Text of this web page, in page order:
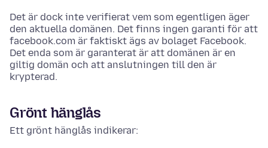
Det är dock inte verifierat vem som egentligen äger
den aktuella domänen. Det finns ingen garanti för att
facebook.com är faktiskt ägs av bolaget Facebook.
Det enda som är garanterat är att domänen är en
giltig domän och att anslutningen till den är
krypterad.
Grönt hänglås
Ett grönt hänglås indikerar: